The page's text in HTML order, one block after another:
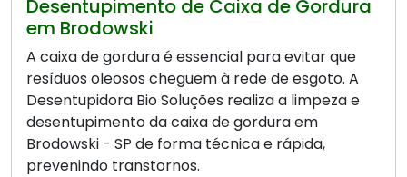
Desentupimento de Caixa de Gordura
em Brodowski
A caixa de gordura é essencial para evitar que
resíduos oleosos cheguem à rede de esgoto. A
Desentupidora Bio Soluções realiza a limpeza e
desentupimento da caixa de gordura em
Brodowski - SP de forma técnica e rápida,
prevenindo transtornos.